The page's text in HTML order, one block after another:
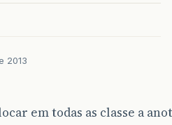
2013
em todas as classe a